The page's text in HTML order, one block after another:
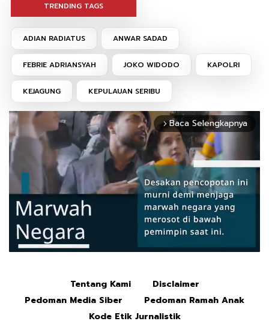
TRENDING TAGS
ADIAN RADIATUS ANWAR SADAD
FEBRIE ADRIANSYAH JOKO WIDODO KAPOLRI
KEJAGUNG KEPULAUAN SERIBU
arrow_forward_ios Baca Selengkapnya
Tentang Kami
Disclaimer
Pedoman Media Siber
Pedoman Ramah Anak
Kode Etik Jurnalistik